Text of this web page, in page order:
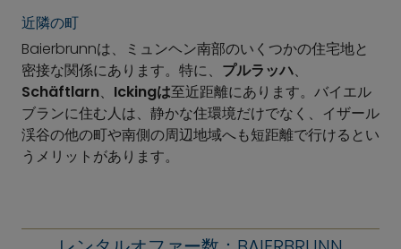
近隣の町
Baierbrunnは、ミュンヘン南部のいくつかの住宅地と
密接な関係にあります。特に、 プルラッハ、
Schäftlarn、 Ickingは至近距離にあります。バイエル
ブランに住む人は、静かな住環境だけでなく、イザール
渓谷の他の町や南側の周辺地域へも短距離で行けるとい
うメリットがあります。